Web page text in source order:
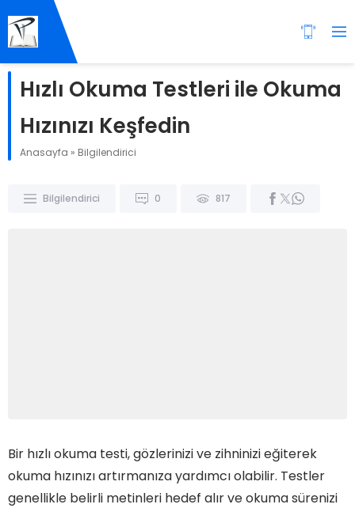
Hızlı Okuma Testleri ile Okuma
Hızınızı Keşfedin
Anasayfa » Bilgilendirici
Bilgilendirici 0 817
Bir hızlı okuma testi, gözlerinizi ve zihninizi eğiterek
okuma hızınızı artırmanıza yardımcı olabilir. Testler
genellikle belirli metinleri hedef alır ve okuma sürenizi